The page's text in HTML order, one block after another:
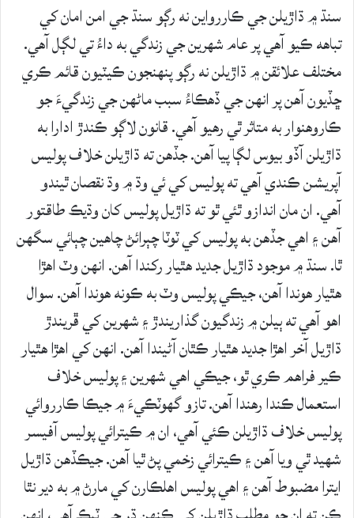
سنڌ ۾ ڌاڙيلن جي ڪاررواين نه رڳو سنڌ جي امن امان کي
تباهه ڪيو آهي پر عام شهرين جي زندگي به داءُ تي لڳل آهي.
مختلف علائقن ۾ ڌاڙيلن نه رڳو پنهنجون ڪيٽيون قائم ڪري
ڇڏيون آهن پر انهن جي ڏهڪاءُ سبب ماڻهن جي زندگيءَ جو
ڪاروهنوار به متاثر ٿي رهيو آهي. قانون لاڳو ڪندڙ ادارا به
ڌاڙيلن آڏو بيوس لڳا پيا آهن. جڏهن ته ڌاڙيلن خلاف پوليس
آپريشن ڪندي آهي ته پوليس کي ئي وڌ ۾ وڌ نقصان ٿيندو
آهي. ان مان اندازو ٿئي ٿو ته ڌاڙيل پوليس کان وڌيڪ طاقتور
آهن ۽ اهي جڏهن به پوليس کي ٽوٽا چٻرائڻ چاهين چٻائي سگهن
ٿا. سنڌ ۾ موجود ڌاڙيل جديد هٿيار رکندا آهن. انهن وٽ اهڙا
هٿيار هوندا آهن، جيڪي پوليس وٽ به ڪونه هوندا آهن. سوال
اهو آهي ته ٻيلن ۾ زندگيون گذاريندڙ ۽ شهرين کي ڦريندڙ
ڌاڙيل آخر اهڙا جديد هٿيار ڪٿان آڻيندا آهن. انهن کي اهڙا هٿيار
ڪير فراهم ڪري ٿو، جيڪي اهي شهرين ۽ پوليس خلاف
استعمال ڪندا رهندا آهن. تازو گهوٽڪيءَ ۾ جيڪا ڪارروائي
پوليس خلاف ڌاڙيلن ڪئي آهي، ان ۾ ڪيترائي پوليس آفيسر
شهيد ٿي ويا آهن ۽ ڪيترائي زخمي پڻ ٿيا آهن. جيڪڏهن ڌاڙيل
ايترا مضبوط آهن ۽ اهي پوليس اهلڪارن کي مارڻ ۾ به دير نٿا